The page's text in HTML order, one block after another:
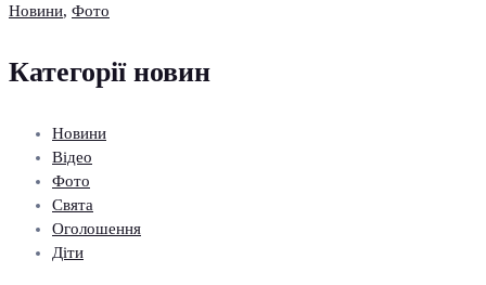
Новини, Фото
Категорії новин
Новини
Відео
Фото
Свята
Оголошення
Діти